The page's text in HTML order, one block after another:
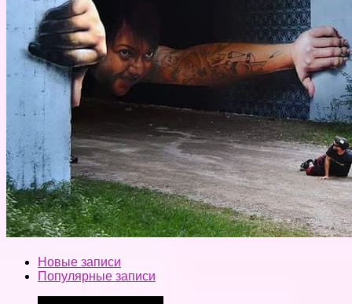
Новые записи
Популярные записи